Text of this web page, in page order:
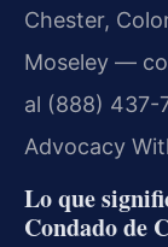
Chester,
Moseley —
al (888) 437-
Advocacy
Lo que
Condado de